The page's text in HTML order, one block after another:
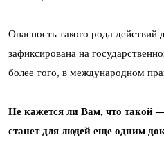
Опасность такого рода
зафиксирована на
более того, в международном
Не кажется ли Вам, что такой
станет для людей еще одним